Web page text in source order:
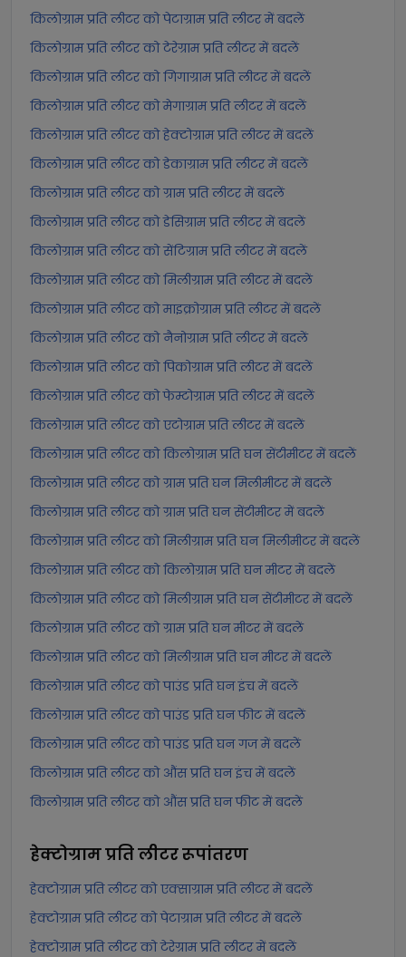
किलोग्राम प्रति लीटर को पेटाग्राम प्रति लीटर में बदलें
किलोग्राम प्रति लीटर को टेरेग्राम प्रति लीटर में बदलें
किलोग्राम प्रति लीटर को गिगाग्राम प्रति लीटर में बदलें
किलोग्राम प्रति लीटर को मेगाग्राम प्रति लीटर में बदलें
किलोग्राम प्रति लीटर को हेक्टोग्राम प्रति लीटर में बदलें
किलोग्राम प्रति लीटर को डेकाग्राम प्रति लीटर में बदलें
किलोग्राम प्रति लीटर को ग्राम प्रति लीटर में बदलें
किलोग्राम प्रति लीटर को डेसिग्राम प्रति लीटर में बदलें
किलोग्राम प्रति लीटर को सेंटिग्राम प्रति लीटर में बदलें
किलोग्राम प्रति लीटर को मिलीग्राम प्रति लीटर में बदलें
किलोग्राम प्रति लीटर को माइक्रोग्राम प्रति लीटर में बदलें
किलोग्राम प्रति लीटर को नैनोग्राम प्रति लीटर में बदलें
किलोग्राम प्रति लीटर को पिकोग्राम प्रति लीटर में बदलें
किलोग्राम प्रति लीटर को फेम्टोग्राम प्रति लीटर में बदलें
किलोग्राम प्रति लीटर को एटोग्राम प्रति लीटर में बदलें
किलोग्राम प्रति लीटर को किलोग्राम प्रति घन सेंटीमीटर में बदलें
किलोग्राम प्रति लीटर को ग्राम प्रति घन मिलीमीटर में बदलें
किलोग्राम प्रति लीटर को ग्राम प्रति घन सेंटीमीटर में बदलें
किलोग्राम प्रति लीटर को मिलीग्राम प्रति घन मिलीमीटर में बदलें
किलोग्राम प्रति लीटर को किलोग्राम प्रति घन मीटर में बदलें
किलोग्राम प्रति लीटर को मिलीग्राम प्रति घन सेंटीमीटर में बदलें
किलोग्राम प्रति लीटर को ग्राम प्रति घन मीटर में बदलें
किलोग्राम प्रति लीटर को मिलीग्राम प्रति घन मीटर में बदलें
किलोग्राम प्रति लीटर को पाउंड प्रति घन इंच में बदलें
किलोग्राम प्रति लीटर को पाउंड प्रति घन फीट में बदलें
किलोग्राम प्रति लीटर को पाउंड प्रति घन गज में बदलें
किलोग्राम प्रति लीटर को औंस प्रति घन इंच में बदलें
किलोग्राम प्रति लीटर को औंस प्रति घन फीट में बदलें
हेक्टोग्राम प्रति लीटररूपांतरण
हेक्टोग्राम प्रति लीटर को एक्साग्राम प्रति लीटर में बदलें
हेक्टोग्राम प्रति लीटर को पेटाग्राम प्रति लीटर में बदलें
हेक्टोग्राम प्रति लीटर को टेरेग्राम प्रति लीटर में बदलें